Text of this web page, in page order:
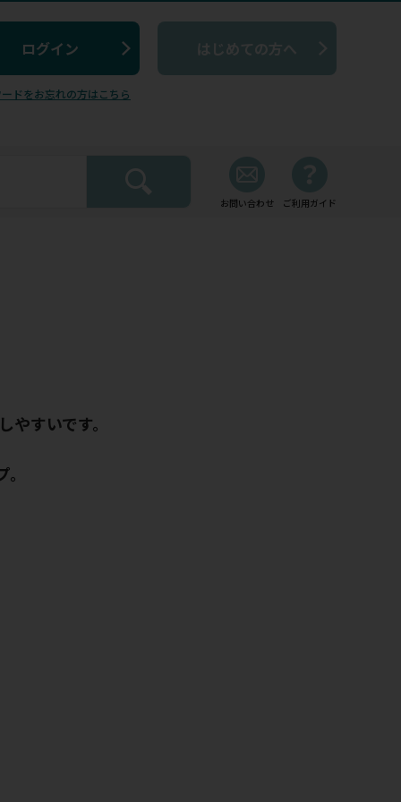
ドをお忘れの方はこちら
はじめての方へ
お問い合わせ ご利用ガイド
すいです。